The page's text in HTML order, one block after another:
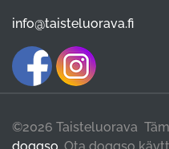
info@taisteluorava.fi
©2026 Taisteluorava